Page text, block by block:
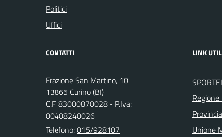
Politici
Uffici
CONTATTI
Frazione San Martino, 10
13865 Curino (BI)
C.F. 83000870028 - P.Iva:
00408240026
Telefono:015/928107
LINK
Unione